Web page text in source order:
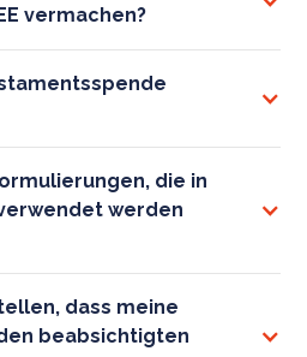
vermachen?
die in
werden
dass meine
beabsichtigten